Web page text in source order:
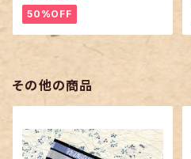
50%OFF
その他の商品